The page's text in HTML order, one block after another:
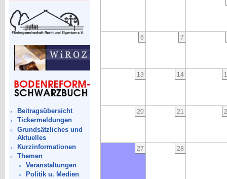
Beitragsübersicht
Tickermeldungen
Grundsätzliches und
Aktuelles
Kurzinformationen
Themen
Veranstaltungen
Politik u. Medien
6 7
13 14
20 21
27 28